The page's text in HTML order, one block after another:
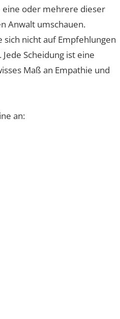
eine oder mehrere dieser
Anwalt umschauen.
sich nicht auf Empfehlungen
Scheidung ist eine
Maß an Empathie und
an: